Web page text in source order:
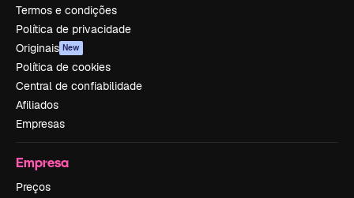
Termos e condições
Política de privacidade
Originais New
Política de cookies
Central de confiabilidade
Afiliados
Empresas
Empresa
Preços